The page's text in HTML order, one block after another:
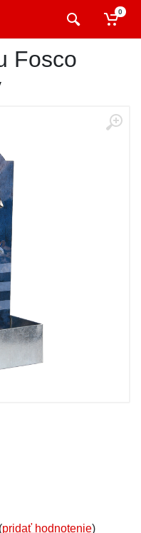
0
Fosco
pridať hodnotenie)